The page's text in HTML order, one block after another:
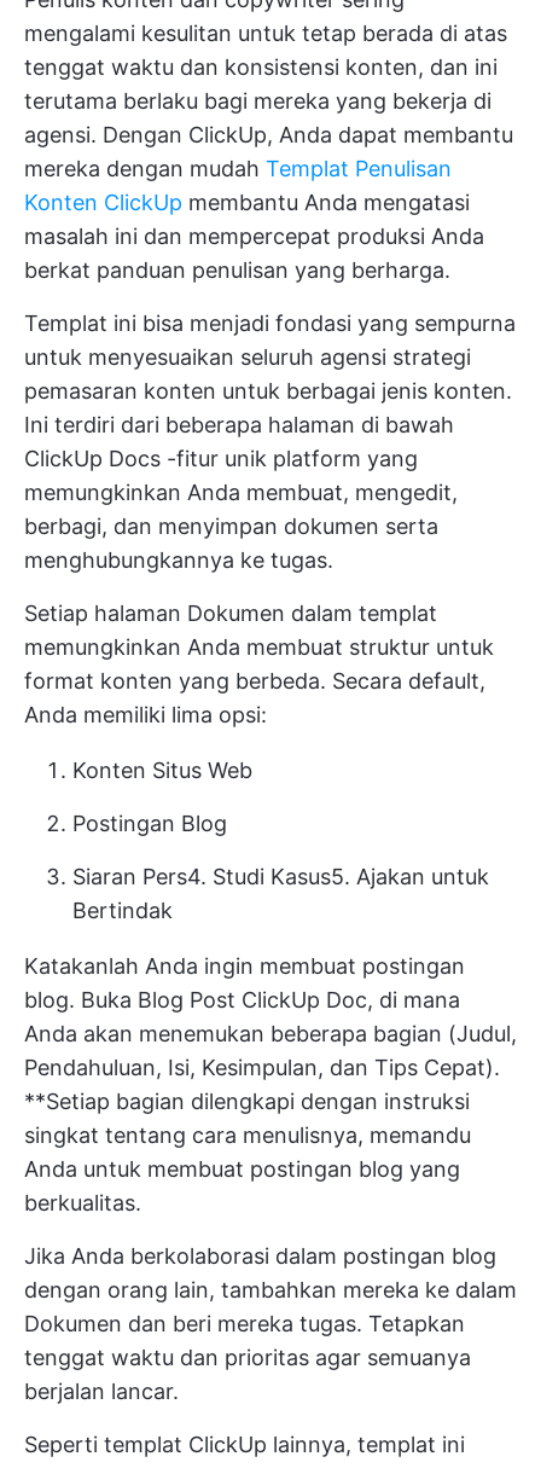
mengalami kesulitan untuk tetap berada di atas
tenggat waktu dan konsistensi konten, dan ini
terutama berlaku bagi mereka yang bekerja di
agensi. Dengan ClickUp, Anda dapat membantu
mereka dengan mudah Templat Penulisan
Konten ClickUp membantu Anda mengatasi
masalah ini dan mempercepat produksi Anda
berkat panduan penulisan yang berharga.
Templat ini bisa menjadi fondasi yang sempurna
untuk menyesuaikan seluruh agensi strategi
pemasaran konten untuk berbagai jenis konten.
Ini terdiri dari beberapa halaman di bawah
ClickUp Docs -fitur unik platform yang
memungkinkan Anda membuat, mengedit,
berbagi, dan menyimpan dokumen serta
menghubungkannya ke tugas.
Setiap halaman Dokumen dalam templat
memungkinkan Anda membuat struktur untuk
format konten yang berbeda. Secara default,
Anda memiliki lima opsi:
Konten Situs Web
Postingan Blog
Siaran Pers4. Studi Kasus5. Ajakan untuk
Bertindak
Katakanlah Anda ingin membuat postingan
blog. Buka Blog Post ClickUp Doc, di mana
Anda akan menemukan beberapa bagian (Judul,
Pendahuluan, Isi, Kesimpulan, dan Tips Cepat).
**Setiap bagian dilengkapi dengan instruksi
singkat tentang cara menulisnya, memandu
Anda untuk membuat postingan blog yang
berkualitas.
Jika Anda berkolaborasi dalam postingan blog
dengan orang lain, tambahkan mereka ke dalam
Dokumen dan beri mereka tugas. Tetapkan
tenggat waktu dan prioritas agar semuanya
berjalan lancar.
Seperti templat ClickUp lainnya, templat ini